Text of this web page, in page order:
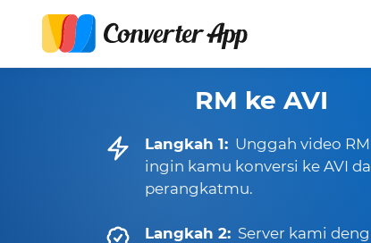
RM ke AVI
Langkah 1: Unggah video
ingin kamu konversi ke AVI
perangkatmu.
Langkah 2: Server kami